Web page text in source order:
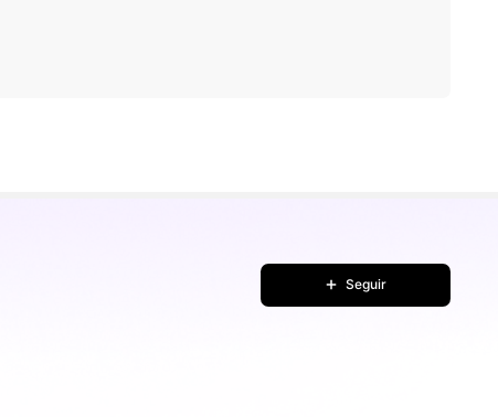
Seguir